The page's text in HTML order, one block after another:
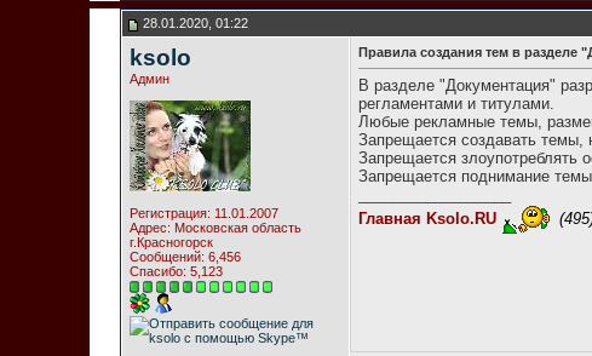
28.01.2020, 01:22
ksolo
Админ
Регистрация: 11.01.2007
Адрес: Московская область
г.Красногорск
Сообщений: 6,456
Спасибо: 5,123
Правила создания тем в разделе
В разделе "Документация"
регламентами и титулами.
Любые рекламные темы,
Запрещается создавать темы,
Запрещается
Запрещается поднимание
Главная Ksolo.RU